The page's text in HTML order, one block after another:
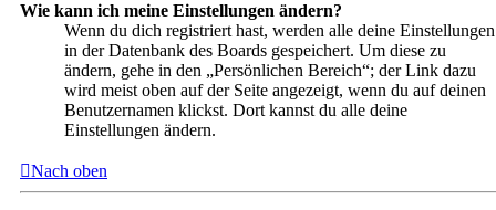
Wie kann ich meine Einstellungen ändern?
Wenn du dich registriert hast, werden alle deine Einstellungen
in der Datenbank des Boards gespeichert. Um diese zu
ändern, gehe in den „Persönlichen Bereich“; der Link dazu
wird meist oben auf der Seite angezeigt, wenn du auf deinen
Benutzernamen klickst. Dort kannst du alle deine
Einstellungen ändern.
Nach oben